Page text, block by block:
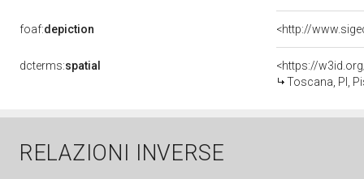
foaf:depiction
dcterms:spatial
<https://
Toscana, PI,
RELAZIONI INVERSE